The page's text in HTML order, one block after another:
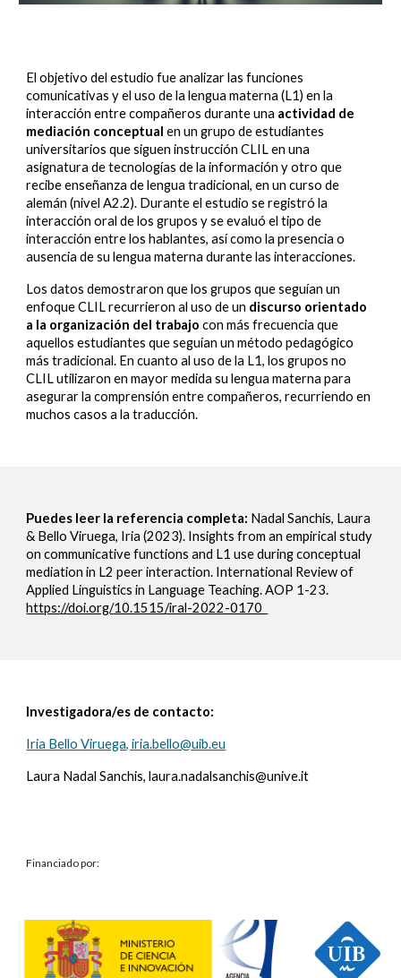
El objetivo del estudio fue analizar las funciones
comunicativas y el uso de la lengua materna (L1) en la
interacción entre compañeros durante una actividad de
mediación conceptual en un grupo de estudiantes
universitarios que siguen instrucción CLIL en una
asignatura de tecnologías de la información y otro que
recibe enseñanza de lengua tradicional, en un curso de
alemán (nivel A2.2). Durante el estudio se registró la
interacción oral de los grupos y se evaluó el tipo de
interacción entre los hablantes, así como la presencia o
ausencia de su lengua materna durante las interacciones.
Los datos demostraron que los grupos que seguían un
enfoque CLIL recurrieron al uso de un discurso orientado
a la organización del trabajo con más frecuencia que
aquellos estudiantes que seguían un método pedagógico
más tradicional. En cuanto al uso de la L1, los grupos no
CLIL utilizaron en mayor medida su lengua materna para
asegurar la comprensión entre compañeros, recurriendo en
muchos casos a la traducción.
Puedes leer la referencia completa: Nadal Sanchis, Laura
& Bello Viruega, Iria (2023). Insights from an empirical study
on communicative functions and L1 use during conceptual
mediation in L2 peer interaction. International Review of
Applied Linguistics in Language Teaching. AOP 1-23.
https://doi.org/10.1515/iral-2022-0170
Investigadora/es de contacto:
Iria Bello Viruega, iria.bello@uib.eu
Laura Nadal Sanchis, laura.nadalsanchis@unive.it
Financiado por: